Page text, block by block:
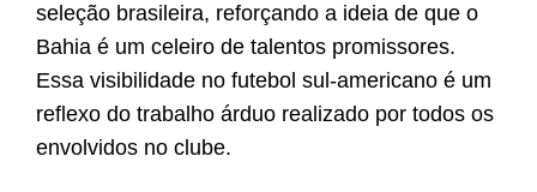
seleção brasileira, reforçando a ideia de que o
Bahia é um celeiro de talentos promissores.
Essa visibilidade no futebol sul-americano é um
reflexo do trabalho árduo realizado por todos os
envolvidos no clube.